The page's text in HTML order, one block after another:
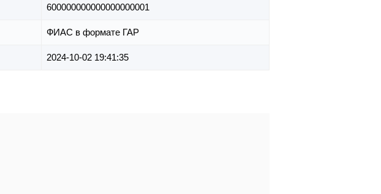
600000000000000000001
ФИАС в формате ГАР
2024-10-02 19:41:35